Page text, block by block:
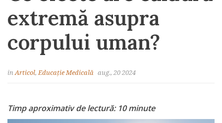
extremă asupra
corpului uman?
inArticol, Educație Medicală aug., 20 2024
Timp aproximativ de lectură: 10 minute